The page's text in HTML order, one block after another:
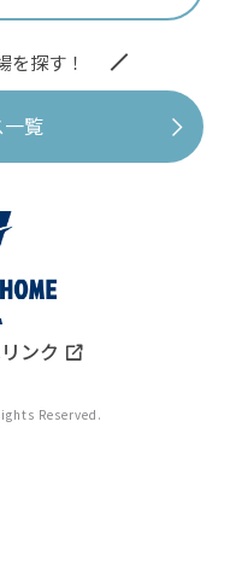
を探す！
覧
ンク
Reserved.